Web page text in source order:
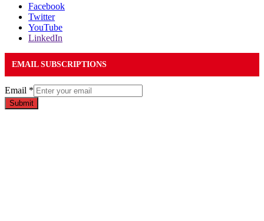
Facebook
Twitter
YouTube
LinkedIn
EMAIL SUBSCRIPTIONS
Email *
Submit